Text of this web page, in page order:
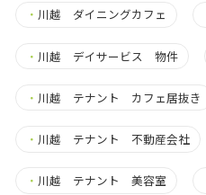
・ 川越 ダイニングカフェ
・ 川越 デイサービス 物件
・ 川越 テナント カフェ居抜き
・ 川越 テナント 不動産会社
・ 川越 テナント 美容室